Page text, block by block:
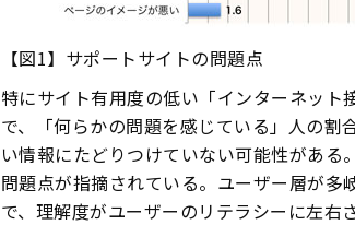
【図1】サポートサイトの問題点
特にサイト有用度の低い「インターネッ
で、「何らかの問題を感じている」人の割
い情報にたどりつけていない可能性があ
問題点が指摘されている。ユーザー層が
で、理解度がユーザーのリテラシーに左右